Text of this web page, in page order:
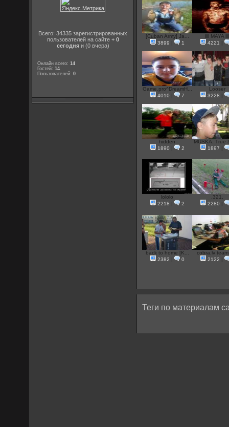
Всего: 34335 зарегистрированных
пользователей на сайте + 0
сегодняи (0 вчера)
Онлайн всего:14
Гостей:14
Пользователей:0
[Cuban Army] Ja...
3899
1
llll MAYA
4221
Game.pro^DreamH...
4010
7
Looser
3228
hidden
1890
2
MUSKA. True
1897
lololo
2218
2
.321.
2280
back to home [K...
2382
0
cobra.lv
2122
Теги по материалам